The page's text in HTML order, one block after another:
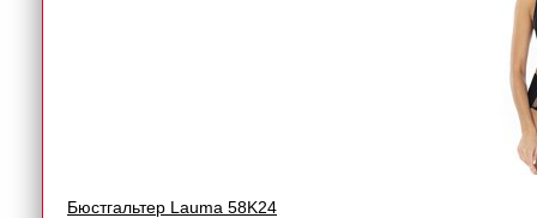
Бюстгальтер Lauma 58K24